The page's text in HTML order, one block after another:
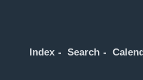
Index Search